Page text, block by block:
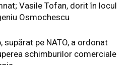
Vasile Tofan, dorit în locul
Osmochescu
supărat pe NATO, a ordonat
schimburilor comerciale